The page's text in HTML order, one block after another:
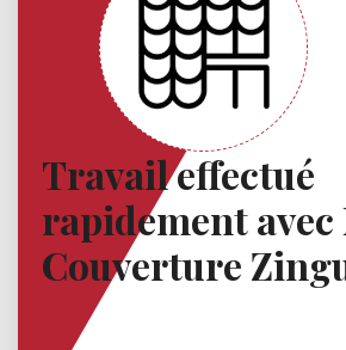
Travail effectué
rapidement avec
Couverture